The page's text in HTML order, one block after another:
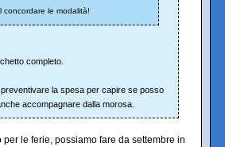
concordare le modalità!
completo.
preventivare la spesa per capire se posso
accompagnare dalla morosa.
per le ferie, possiamo fare da settembre in